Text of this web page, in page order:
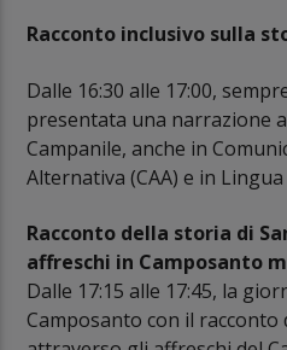
Racconto inclusivo sulla
Dalle 16:30 alle 17:00,
presentata una narrazione
Campanile, anche in
Alternativa (CAA) e in
Racconto della storia di
affreschi in Camposanto
Dalle 17:15 alle 17:45, la
Camposanto con il racconto